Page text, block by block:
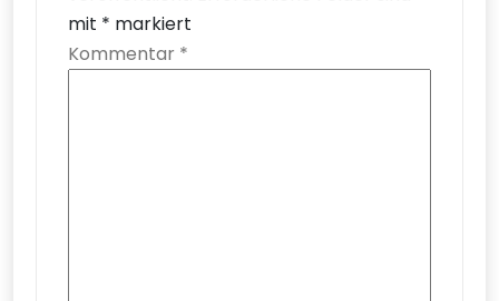
mit * markiert
Kommentar *